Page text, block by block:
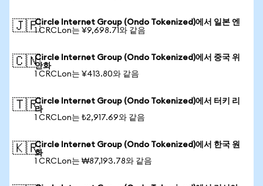
🇯🇵Circle Internet Group (Ondo Tokenized)에서 일본 엔
1 CRCLon는 ¥9,698.71와 같음
🇨🇳Circle Internet Group (Ondo Tokenized)에서 중국 위
안화
1 CRCLon는 ¥413.80와 같음
🇹🇷Circle Internet Group (Ondo Tokenized)에서 터키 리
라
1 CRCLon는 ₺2,917.69와 같음
🇰🇷Circle Internet Group (Ondo Tokenized)에서 한국 원
화
1 CRCLon는 ₩87,193.78와 같음